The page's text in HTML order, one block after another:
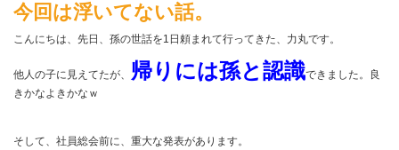
今回は浮いてない話。
こんにちは、先日、孫の世話を1日頼まれて行ってきた、力丸です。
他人の子に見えてたが、 帰りには孫と認識できました。良
きかなよきかなｗ
そして、社員総会前に、重大な発表があります。